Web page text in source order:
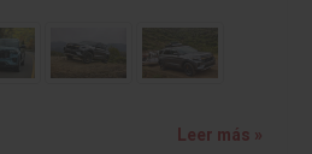
Leer más »